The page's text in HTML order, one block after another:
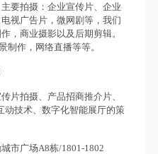
要拍摄：企业宣传片、企业
视广告片，微网剧等，我们
，商业摄影以及后期剪辑。
制作，网络直播等等。
片拍摄、产品招商推介片、
动技术、数字化智能展厅的策
市广场A8栋/1801-1802